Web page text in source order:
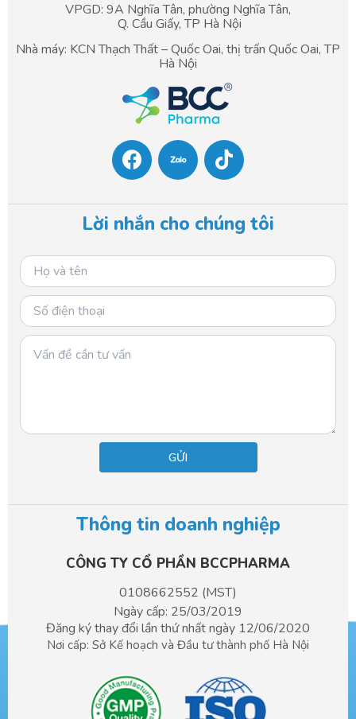
VPGD: 9A Nghĩa Tân, phường Nghĩa Tân,
Q. Cầu Giấy, TP Hà Nội
Nhà máy: KCN Thạch Thất – Quốc Oai, thị trấn Quốc Oai, TP
Hà Nội
F
a
c
b
o
o
i
k
o
k
Lời nhắn cho chúng tôi
Thông tin doanh nghiệp
CÔNG TY CỔ PHẦN BCCPHARMA​
0108662552 (MST)
Ngày cấp: 25/03/2019
Đăng ký thay đổi lần thứ nhất ngày 12/06/2020
Nơi cấp: Sở Kế hoạch và Đầu tưthành phố Hà Nội